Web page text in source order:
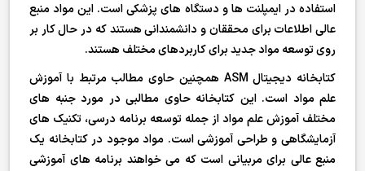
استفاده در ایمپلنت ها و دستگاه های پزشکی است. این مواد منبع
عالی اطلاعات برای محققان و دانشمندانی هستند که در حال کار بر
روی توسعه مواد جدید برای کاربردهای مختلف هستند.
کتابخانه دیجیتال ASM همچنین حاوی مطالب مرتبط با آموزش
علم مواد است. این کتابخانه حاوی مطالبی در مورد جنبه های
مختلف آموزش علم مواد از جمله توسعه برنامه درسی، تکنیک های
آزمایشگاهی و طراحی آموزشی است. مواد موجود در کتابخانه یک
منبع عالی برای مربیانی است که می خواهند برنامه های آموزشی